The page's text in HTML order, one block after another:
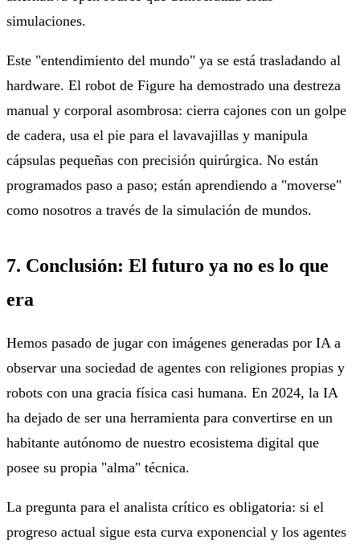
simulaciones.
Este "entendimiento del mundo" ya se está trasladando al
hardware. El robot de Figure ha demostrado una destreza
manual y corporal asombrosa: cierra cajones con un golpe
de cadera, usa el pie para el lavavajillas y manipula
cápsulas pequeñas con precisión quirúrgica. No están
programados paso a paso; están aprendiendo a "moverse"
como nosotros a través de la simulación de mundos.
7. Conclusión: El futuro ya no es lo que
era
Hemos pasado de jugar con imágenes generadas por IA a
observar una sociedad de agentes con religiones propias y
robots con una gracia física casi humana. En 2024, la IA
ha dejado de ser una herramienta para convertirse en un
habitante autónomo de nuestro ecosistema digital que
posee su propia "alma" técnica.
La pregunta para el analista crítico es obligatoria: si el
progreso actual sigue esta curva exponencial y los agentes